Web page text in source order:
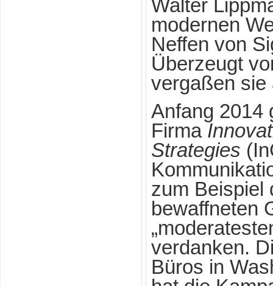
Walter
modernen
Neffen von
Überzeugt
vergaßen sie
Anfang 2014
Firma
Strategies
zum Beispiel
bewaffneten
verdanken.
Büros in